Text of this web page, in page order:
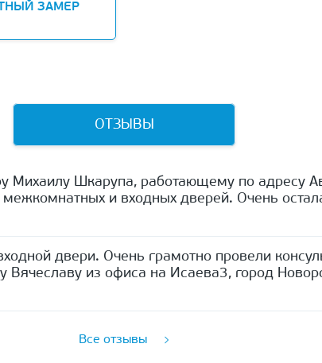
ЗАМЕР
ОТЗЫВЫ
Михаилу Шкарупа, работающему по адресу
и входных дверей. Очень
двери. Очень грамотно провели
Вячеславу из офиса на Исаева3, город
Все отзывы